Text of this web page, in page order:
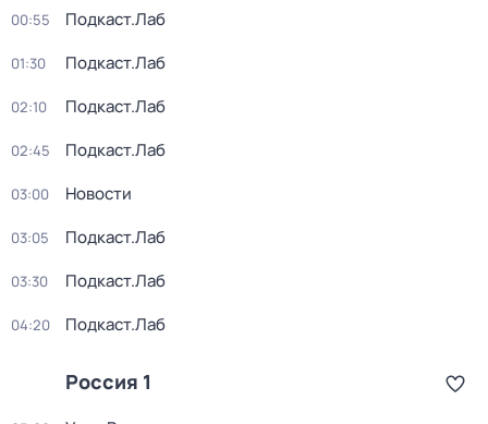
00:55 Подкаст.Лаб
01:30 Подкаст.Лаб
02:10 Подкаст.Лаб
02:45 Подкаст.Лаб
03:00 Новости
03:05 Подкаст.Лаб
03:30 Подкаст.Лаб
04:20 Подкаст.Лаб
Россия 1